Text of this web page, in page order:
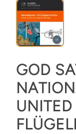
GOD